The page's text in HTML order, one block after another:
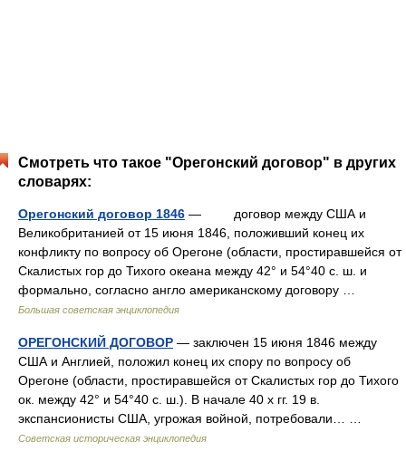
Смотреть что такое "Орегонский договор" в других
словарях:
Орегонский договор 1846 — договор между США и
Великобританией от 15 июня 1846, положивший конец их
конфликту по вопросу об Орегоне (области, простиравшейся от
Скалистых гор до Тихого океана между 42° и 54°40 с. ш. и
формально, согласно англо американскому договору …
Большая советская энциклопедия
ОРЕГОНСКИЙ ДОГОВОР — заключен 15 июня 1846 между
США и Англией, положил конец их спору по вопросу об
Орегоне (области, простиравшейся от Скалистых гор до Тихого
ок. между 42° и 54°40 с. ш.). В начале 40 х гг. 19 в.
экспансионисты США, угрожая войной, потребовали… …
Советская историческая энциклопедия